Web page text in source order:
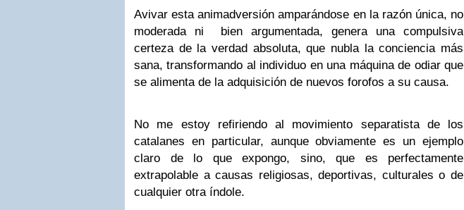
Avivar esta animadversión amparándose en la razón única, no
moderada ni bien argumentada, genera una compulsiva
certeza de la verdad absoluta, que nubla la conciencia más
sana, transformando al individuo en una máquina de odiar que
se alimenta de la adquisición de nuevos forofos a su causa.
No me estoy refiriendo al movimiento separatista de los
catalanes en particular, aunque obviamente es un ejemplo
claro de lo que expongo, sino, que es perfectamente
extrapolable a causas religiosas, deportivas, culturales o de
cualquier otra índole.